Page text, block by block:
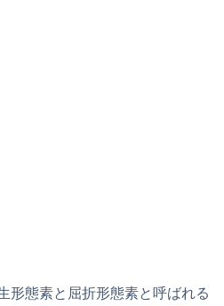
形態素と屈折形態素と呼ばれる